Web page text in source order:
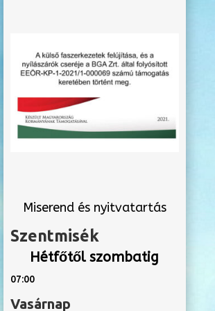
Miserend és nyitvatartás
Szentmisék
Hétfőtől szombatig
07:00
Vasárnap